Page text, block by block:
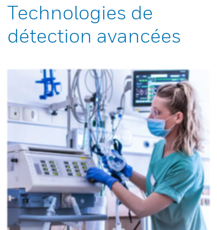
Technologies de
détection avancées